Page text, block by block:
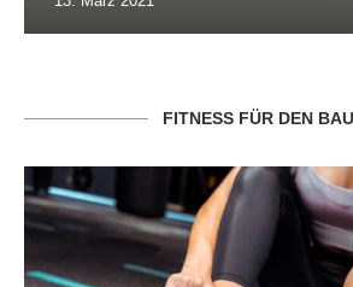
FITNESS FÜR DEN